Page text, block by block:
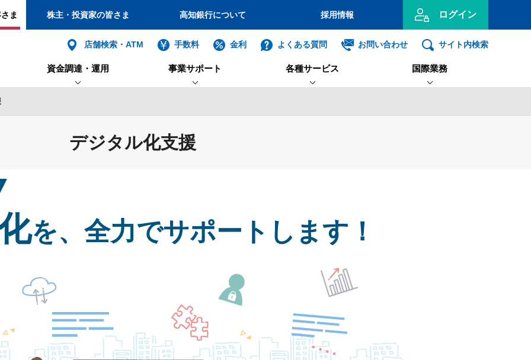
ま 株主・投資家の皆さま 高知銀行について 採用情報 ログイン
個人のお客さま
バンキング
投資信託
利用者電子証明書取得 利用者ログオンについて
インターネットバンキング管理者ログオン
契約法人電子証明書取得
ID・暗証番号方式
管理者ログオンについて
freee入出金管理with高知銀行
店舗検索・ATM 手数料 金利 よくある質問 お問い合わせ サイト内検索
資金調達・運用 事業サポート 各種サービス 国際業務
デジタル化支援
を、全力でサポートします！